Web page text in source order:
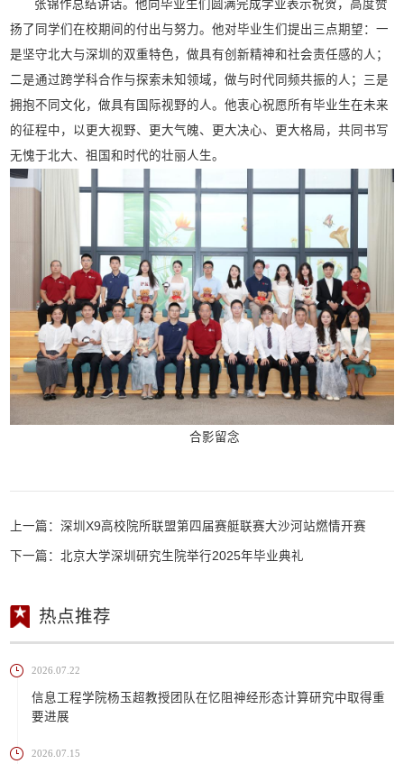
张锦作总结讲话。他向毕业生们圆满完成学业表示祝贺，高度赞
扬了同学们在校期间的付出与努力。他对毕业生们提出三点期望：一
是坚守北大与深圳的双重特色，做具有创新精神和社会责任感的人；
二是通过跨学科合作与探索未知领域，做与时代同频共振的人；三是
拥抱不同文化，做具有国际视野的人。他衷心祝愿所有毕业生在未来
的征程中，以更大视野、更大气魄、更大决心、更大格局，共同书写
无愧于北大、祖国和时代的壮丽人生。
合影留念
上一篇：深圳X9高校院所联盟第四届赛艇联赛大沙河站燃情开赛
下一篇：北京大学深圳研究生院举行2025年毕业典礼
热点推荐
2026.07.22
信息工程学院杨玉超教授团队在忆阻神经形态计算研究中取得重
要进展
2026.07.15